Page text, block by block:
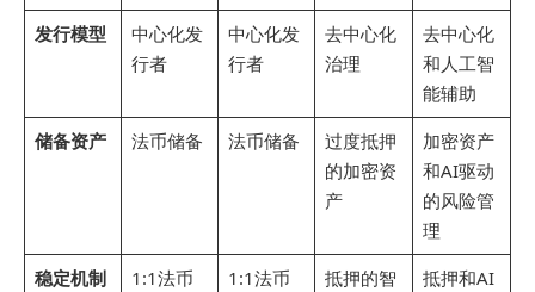
发行模型
中心化发
行者
中心化发
行者
去中心化
治理
去中心化
和人工智
能辅助
储备资产
法币储备 法币储备
过度抵押
的加密资
产
加密资产
和AI驱动
的风险管
理
稳定机制
1:1法币
1:1法币
抵押的智
抵押和AI